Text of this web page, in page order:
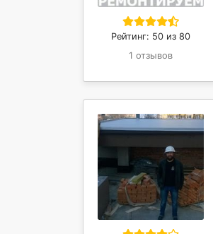
Рейтинг: 50 из 80
1 отзывов